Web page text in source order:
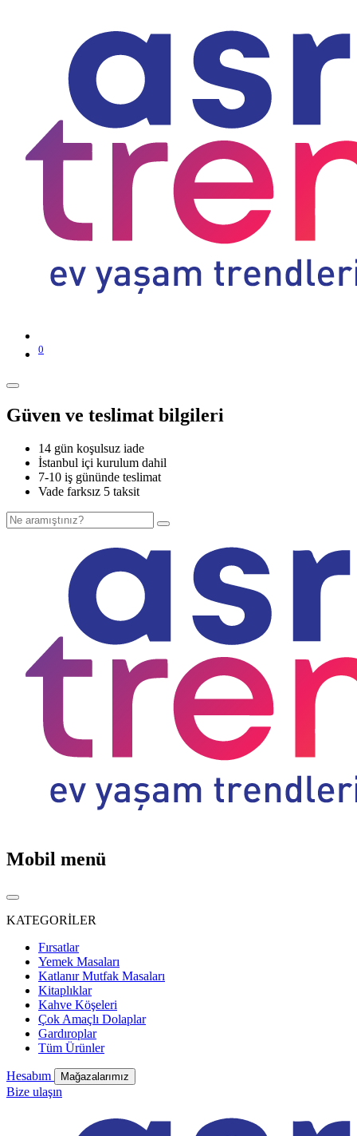
0
Güven ve teslimat bilgileri
14 gün koşulsuz iade
İstanbul içi kurulum dahil
7-10 iş gününde teslimat
Vade farksız 5 taksit
Mobil menü
KATEGORİLER
Fırsatlar
Yemek Masaları
Katlanır Mutfak Masaları
Kitaplıklar
Kahve Köşeleri
Çok Amaçlı Dolaplar
Gardıroplar
Tüm Ürünler
Hesabım Mağazalarımız
Bize ulaşın